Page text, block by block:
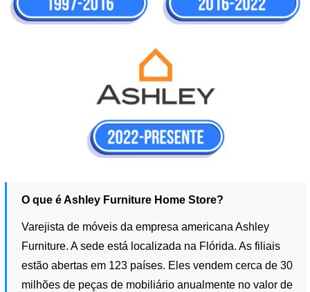
O que é Ashley Furniture Home Store?
Varejista de móveis da empresa americana Ashley
Furniture. A sede está localizada na Flórida. As filiais
estão abertas em 123 países. Eles vendem cerca de 30
milhões de peças de mobiliário anualmente no valor de